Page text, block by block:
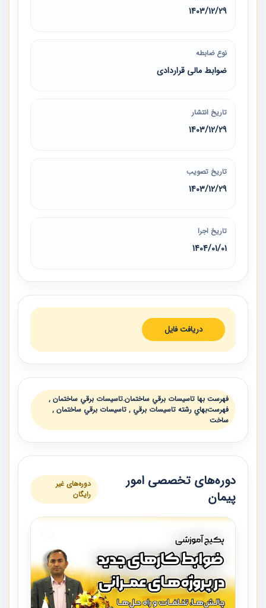
1403/12/29
نوع ضابطه
ضوابط مالی قراردادی
تاریخ انتشار
1403/12/29
تاریخ تصویب
1403/12/29
تاریخ اجرا
1404/01/01
دریافت فایل
فهرست بها تاسيسات برقي ساختمان.تاسيسات برقي ساختمان ,
فهرست‌بهاي رشته تاسيسات برقي , تاسيسات برقي ساختمان ,
ساخت
دوره‌های تخصصی امور
پیمان
دوره‌های غیر
رایگان